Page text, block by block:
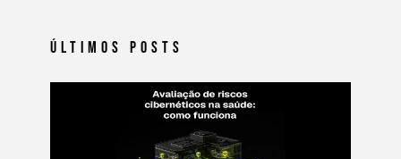
Últimos Posts